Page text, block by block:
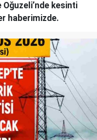
kesinti
haberimizde.